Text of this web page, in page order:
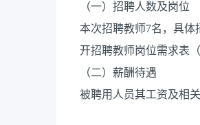
（一）招聘人数及岗位
本次招聘教师7名，具体
开招聘教师岗位需求表
（二）薪酬待遇
被聘用人员其工资及相